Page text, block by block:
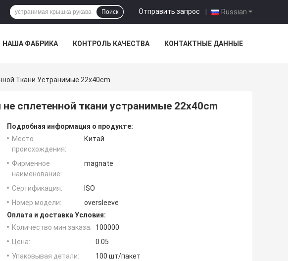
Russian
Отправить запрос |
Поиск
НАША ФАБРИКА КОНТРОЛЬ КАЧЕСТВА КОНТАКТНЫЕ ДАННЫЕ
Ткани Устранимые 22x40cm
сплетенной ткани устранимые 22x40cm
Подробная информация о продукте:
Место
происхождения:
Китай
Фирменное
наименование:
magnate
Сертификация:
ISO
Номер модели:
oversleeve
Оплата и доставка Условия:
Количество мин заказа:
100000
Цена:
0.05
Упаковывая детали:
100 шт/пакет